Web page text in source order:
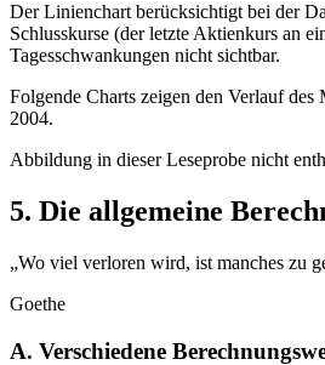
Der Linienchart berücksichtigt bei der
Schlusskurse (der letzte Aktienkurs an
Tagesschwankungen nicht sichtbar.
Folgende Charts zeigen den Verlauf des
2004.
Abbildung in dieser Leseprobe nicht
5. Die allgemeine
„Wo viel verloren wird, ist manches zu
Goethe
A. Verschiedene